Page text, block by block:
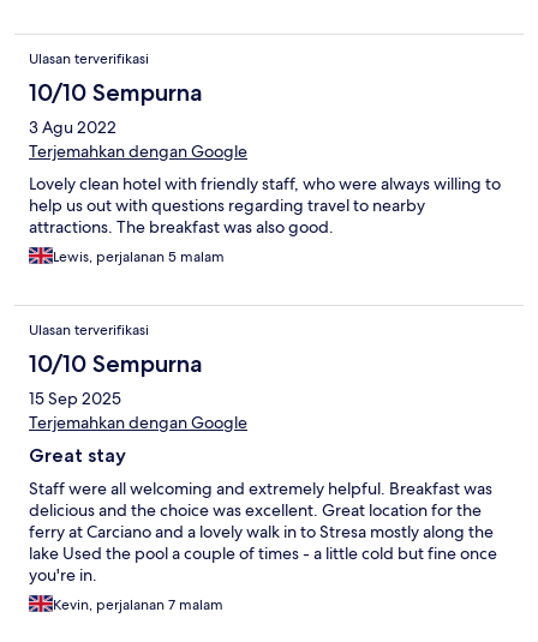
Ulasan terverifikasi
10/10 Sempurna
3 Agu 2022
Terjemahkan dengan Google
Lovely clean hotel with friendly staff, who were always willing to
help us out with questions regarding travel to nearby
attractions. The breakfast was also good.
Lewis, perjalanan 5 malam
Ulasan terverifikasi
10/10 Sempurna
15 Sep 2025
Terjemahkan dengan Google
Great stay
Staff were all welcoming and extremely helpful. Breakfast was
delicious and the choice was excellent. Great location for the
ferry at Carciano and a lovely walk in to Stresa mostly along the
lake Used the pool a couple of times - a little cold but fine once
you're in.
Kevin, perjalanan 7 malam